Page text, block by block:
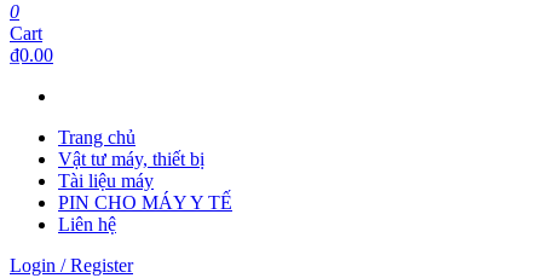
0
Cart
₫0.00
Trang chủ
Vật tư máy, thiết bị
Tài liệu máy
PIN CHO MÁY Y TẾ
Liên hệ
Login / Register